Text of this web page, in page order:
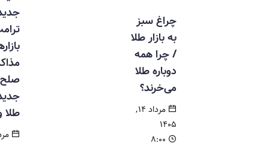
چراغ سبز
به بازار طلا
/ چرا همه
دوباره طلا
می‌خرند؟
مرداد ۱۴,
ترامپ به
مذاکرات
صلح یا موج
جدید خرید
طلا و نقره؟
مرداد ۱۳,